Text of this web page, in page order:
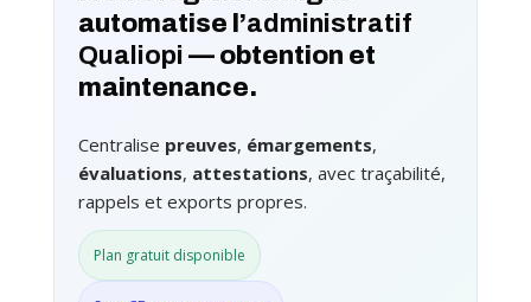
automatise l’administratif
Qualiopi — obtention et
maintenance.
Centralise preuves, émargements,
évaluations, attestations, avec traçabilité,
rappels et exports propres.
Plan gratuit disponible